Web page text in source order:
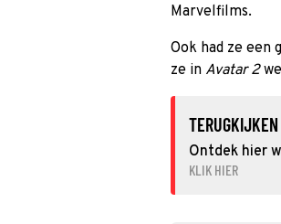
Marvelfilms.
Ook had ze een
ze in Avatar 2
TERUGKIJKEN
Ontdek hier
KLIK HIER